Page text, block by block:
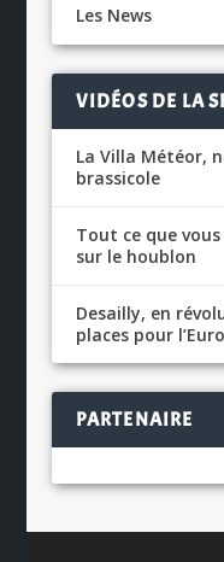
Les News
VIDÉOS DE LA
La Villa Météor,
brassicole
Tout ce que
sur le houblon
Desailly, en
places pour
PARTENAIRE